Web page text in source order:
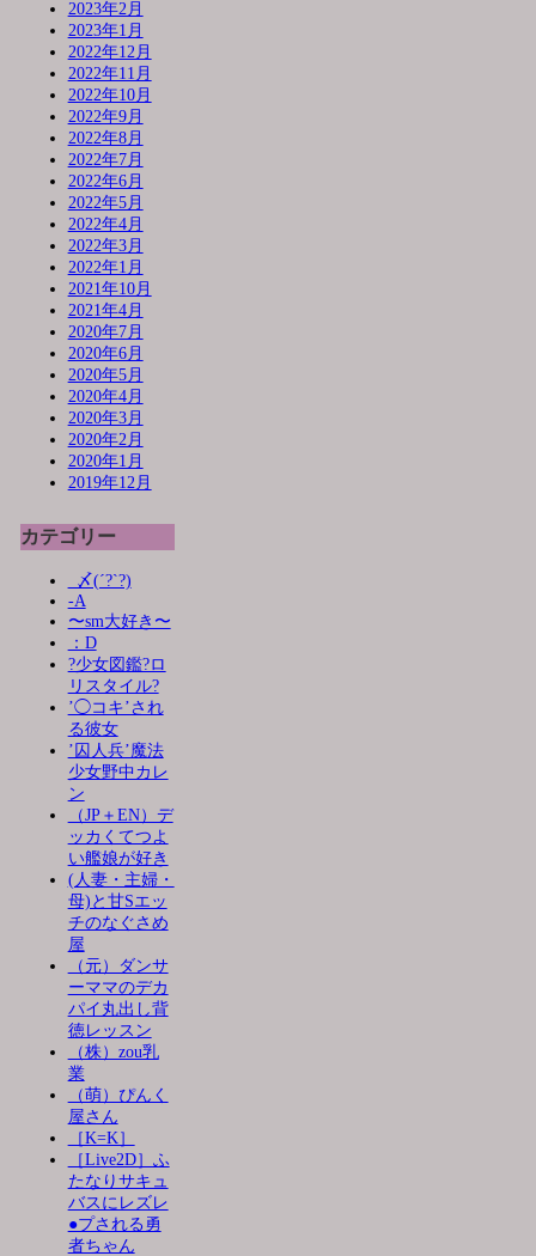
2023年2月
2023年1月
2022年12月
2022年11月
2022年10月
2022年9月
2022年8月
2022年7月
2022年6月
2022年5月
2022年4月
2022年3月
2022年1月
2021年10月
2021年4月
2020年7月
2020年6月
2020年5月
2020年4月
2020年3月
2020年2月
2020年1月
2019年12月
カテゴリー
_〆(´?`?)
-A
〜sm大好き〜
：D
?少女図鑑?ロ
リスタイル?
’◯コキ’され
る彼女
’囚人兵’魔法
少女野中カレ
ン
（JP＋EN）デ
ッカくてつよ
い艦娘が好き
(人妻・主婦・
母)と甘Sエッ
チのなぐさめ
屋
（元）ダンサ
ーママのデカ
パイ丸出し背
徳レッスン
（株）zou乳
業
（萌）ぴんく
屋さん
［K=K］
［Live2D］ふ
たなりサキュ
バスにレズレ
●プされる勇
者ちゃん